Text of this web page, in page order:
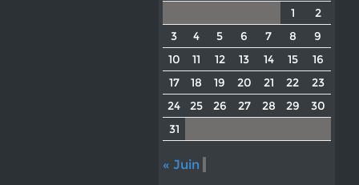
1
2
3
4 5 6 7 8
9
10
11 12 13 14 15
16
17
18 19 20 21 22
23
24
25 26 27 28 29
30
31
« Juin